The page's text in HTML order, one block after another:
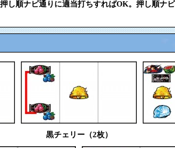
し順ナビ通りに適当打ちすればOK。押し順ナ
黒チェリー（2枚）